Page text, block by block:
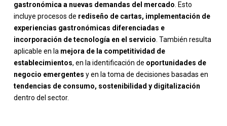
gastronómica a nuevas demandas del mercado. Esto
incluye procesos de rediseño de cartas, implementación de
experiencias gastronómicas diferenciadas e
incorporación de tecnología en el servicio. También resulta
aplicable en la mejora de la competitividad de
establecimientos, en la identificación de oportunidades de
negocio emergentes y en la toma de decisiones basadas en
tendencias de consumo, sostenibilidad y digitalización
dentro del sector.
-